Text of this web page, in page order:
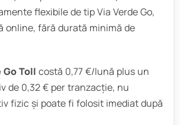
flexibile de tip Via Verde Go,
online, fără durată minimă de
Go Toll costă 0,77 €/lună plus un
de 0,32 € per tranzacție, nu
fizic și poate fi folosit imediat după